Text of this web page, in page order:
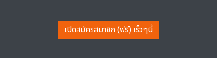
เปิดสมัครสมาชิก (ฟรี) เร็วๆนี้